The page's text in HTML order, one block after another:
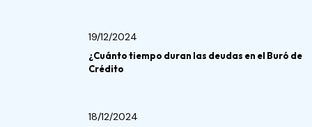
19/12/2024
¿Cuánto tiempo duran las deudas en el Buró de
Crédito
18/12/2024